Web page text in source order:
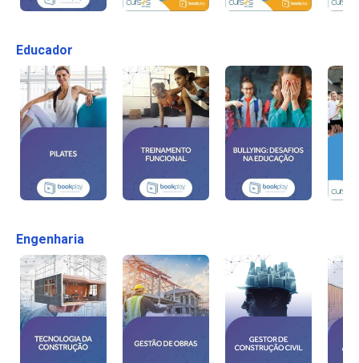
Educador
Engenharia